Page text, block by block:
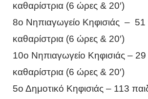
καθαρίστρια (6 ώρες & 20′)
8ο Νηπιαγωγείο Κηφισιάς – 51
καθαρίστρια (6 ώρες & 20′)
10ο Νηπιαγωγείο Κηφισιάς – 29
καθαρίστρια (6 ώρες & 20′)
5ο Δημοτικό Κηφισιάς – 113